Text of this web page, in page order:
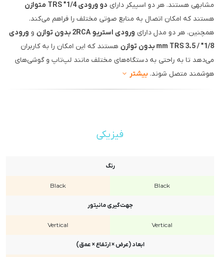
مشابهی هستند. هر دو اسپیکر دارای دو ورودی 1/4" TRS متوازن
هستند که امکان اتصال به منابع صوتی مختلف را فراهم می‌کند.
همچنین، هر دو مدل دارای ورودی استریو 2RCA بدون توازن و ورودی
1/8" / 3.5 mm TRS بدون توازن
هستند که این امکان را به کاربران
می‌دهد تا به راحتی به دستگاه‌های مختلف مانند لپ‌تاپ و گوشی‌های
هوشمند متصل شوند. بیشتر
فیزیکی
رنگ
Black
Black
جهت‌گیری مانیتور
Vertical
Vertical
ابعاد (عرض × ارتفاع × عمق)